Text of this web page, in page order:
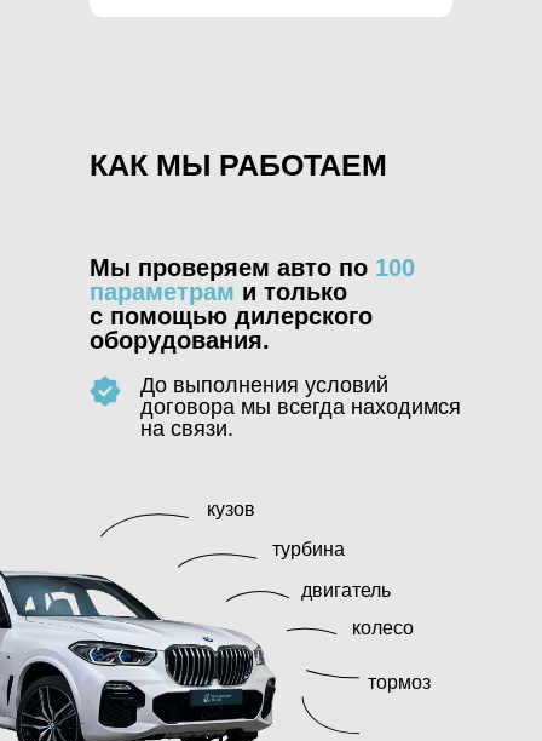
КАК МЫ РАБОТАЕМ
Мы проверяем авто по 100
параметрам и только
с помощью дилерского
оборудования.
До выполнения условий
договора мы всегда находимся
на связи.
кузов
турбина
двигатель
колесо
тормоз